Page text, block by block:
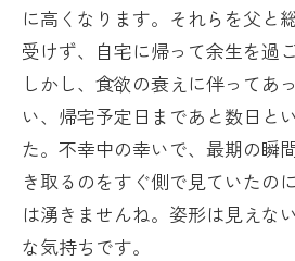
に高くなります。それらを父と
受けず、自宅に帰って余生を過
しかし、食欲の衰えに伴ってあ
い、帰宅予定日まであと数日と
た。不幸中の幸いで、最期の瞬
き取るのをすぐ側で見ていたの
は湧きませんね。姿形は見え
な気持ちです。